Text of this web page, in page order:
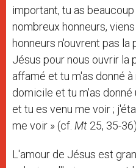
important, tu as
nombreux honneurs,
honneurs n'ouvrent pas la
Jésus pour nous ouvrir la
affamé et tu m'as donné
domicile et tu m'as donné
et tu es venu me voir ;
me voir » (cf. Mt 25, 35-
L'amour de Jésus est